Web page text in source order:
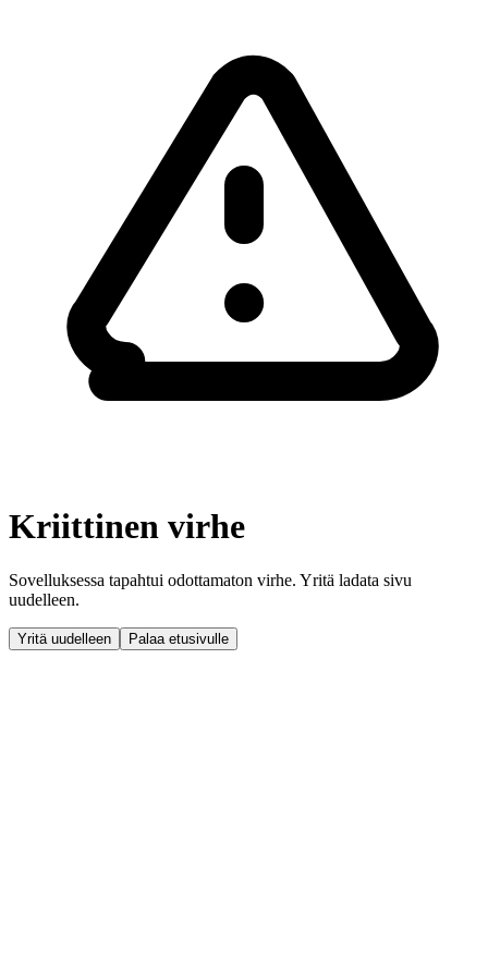
Kriittinen virhe
Sovelluksessa tapahtui odottamaton virhe. Yritä ladata sivu
uudelleen.
Yritä uudelleen Palaa etusivulle